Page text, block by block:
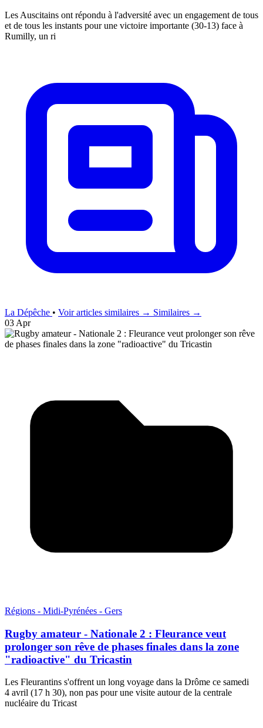
Les Auscitains ont répondu à l'adversité avec un engagement de tous
et de tous les instants pour une victoire importante (30-13) face à
Rumilly, un ri
La Dépêche • Voir articles similaires → Similaires →
03 Apr
Régions - Midi-Pyrénées - Gers
Rugby amateur - Nationale 2 : Fleurance veut
prolonger son rêve de phases finales dans la zone
"radioactive" du Tricastin
Les Fleurantins s'offrent un long voyage dans la Drôme ce samedi
4 avril (17 h 30), non pas pour une visite autour de la centrale
nucléaire du Tricast